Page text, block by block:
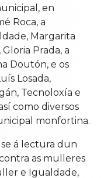
en
Roca, a
Margarita
Prada, a
Doutón, e os
Losada,
Tecnoloxía e
como diversos
monfortina.
á lectura dun
as mulleres
e Igualdade,